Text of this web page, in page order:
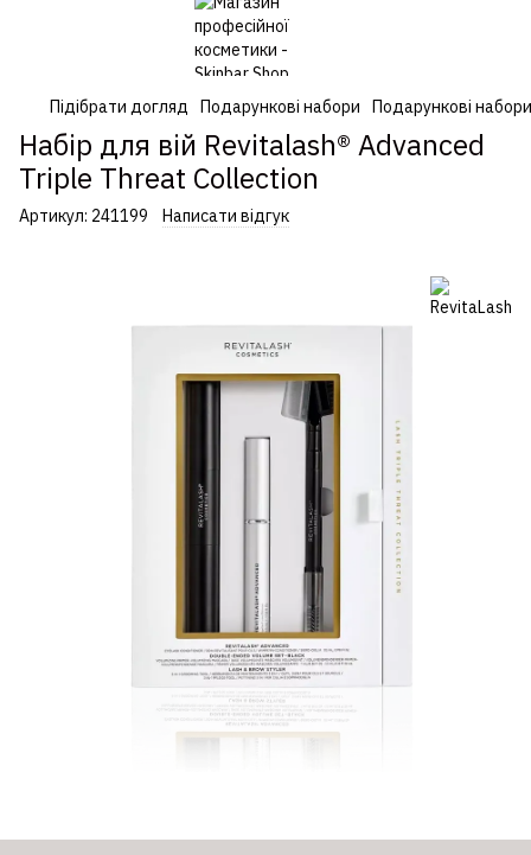
Підібрати догляд Подарункові набори Подарункові
Набір для вій Revitalash® Advanced
Triple Threat Collection
Артикул: 241199 Написати відгук